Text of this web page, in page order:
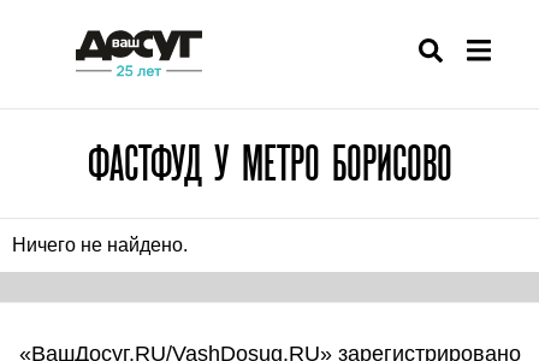
ФАСТФУД У МЕТРО БОРИСОВО
Ничего не найдено.
«ВашДосуг.RU/VashDosug.RU» зарегистрировано